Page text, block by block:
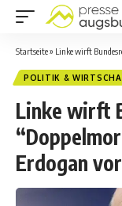
Startseite» Linke wirft
POLITIK &
Linke wirft
Erdogan vor